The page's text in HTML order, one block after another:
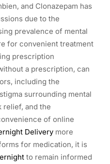
and Clonazepam has
due to the
prevalence of mental
for convenient treatment
prescription
a prescription, can
including the
stigma surrounding mental
relief, and the
of online
Delivery more
for medication, it is
to remain informed